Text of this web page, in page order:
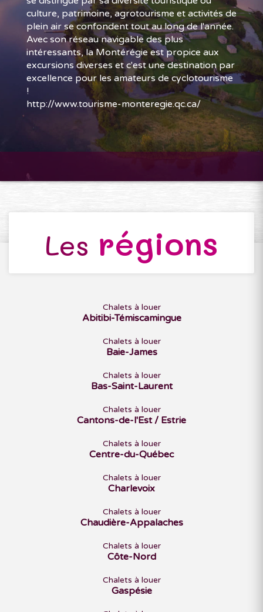
culture, patrimoine, agrotourisme et activités de
plein air se confondent tout au long de l'année.
Avec son réseau navigable des plus
intéressants, la Montérégie est propice aux
excursions diverses et c'est une destination par
excellence pour les amateurs de cyclotourisme
!
http://www.tourisme-monteregie.qc.ca/
Les régions
Chalets à louer
Abitibi-Témiscamingue
Chalets à louer
Baie-James
Chalets à louer
Bas-Saint-Laurent
Chalets à louer
Cantons-de-l'Est / Estrie
Chalets à louer
Centre-du-Québec
Chalets à louer
Charlevoix
Chalets à louer
Chaudière-Appalaches
Chalets à louer
Côte-Nord
Chalets à louer
Gaspésie